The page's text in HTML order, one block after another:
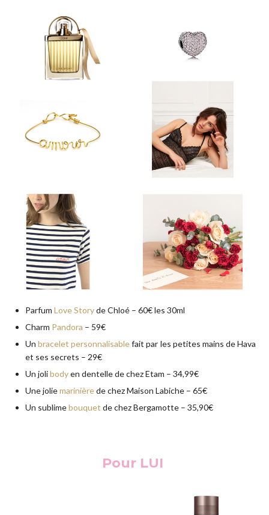
Parfum Love Storyde Chloé – 60€ les 30ml
Charm Pandora – 59€
Un bracelet personnalisablefait par les petites mains de Hava
et ses secrets – 29€
Un jolibodyen dentelle de chez Etam – 34,99€
Une joliemarinièrede chez Maison Labiche – 65€
Un sublimebouquet de chez Bergamotte – 35,90€
Pour LUI